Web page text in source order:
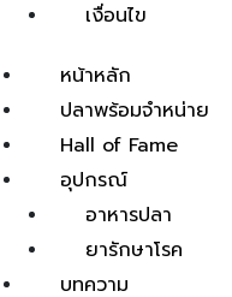
เงื่อนไข
หน้าหลัก
ปลาพร้อมจำหน่าย
Hall of Fame
อุปกรณ์
อาหารปลา
ยารักษาโรค
บทความ